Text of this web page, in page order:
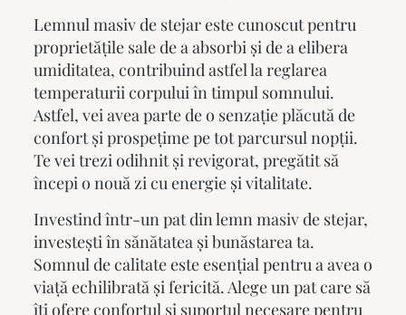
Lemnul masiv de stejar este cunoscut pentru
proprietățile sale de a absorbi și de a elibera
umiditatea, contribuind astfel la reglarea
temperaturii corpului în timpul somnului.
Astfel, vei avea parte de o senzație plăcută de
confort și prospețime pe tot parcursul nopții.
Te vei trezi odihnit și revigorat, pregătit să
începi o nouă zi cu energie și vitalitate.
Investind într-unpat din lemn masivde stejar,
investești în sănătatea și bunăstarea ta.
Somnul de calitate este esențial pentru a avea o
viață echilibrată și fericită. Alege un pat care să
îți ofere confortul și suportul necesare pentru